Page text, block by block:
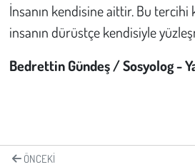
İnsanın kendisine aittir. Bu
insanın dürüstçe kendisiyle
Bedrettin Gündeş / Sosyolog -
ÖNCEKI